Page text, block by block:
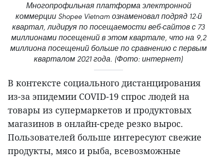
Многопрофильная платформа электронной
коммерции Shopee Vietnam ознаменовал подряд 12-й
квартал, лидируя по посещаемости веб-сайтов с 73
миллионами посещений в этом квартале, что на 9,2
миллиона посещений больше по сравнению с первым
кварталом 2021 года. (Фото: интернет)
В контексте социального дистанцирования
из-за эпидемии COVID-19 спрос людей на
товары из супермаркетов и продуктовых
магазинов в онлайн-среде резко вырос.
Пользователей больше интересуют свежие
продукты, мясо и рыба, всевозможные